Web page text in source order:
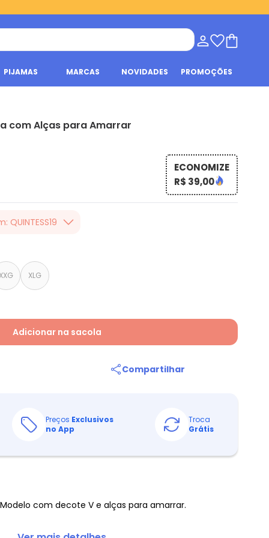
PIJAMAS MARCAS NOVIDADES PROMOÇÕES
com Alças para Amarrar
ECONOMIZE
R$ 39,00
QUINTESS19
valor, usando o
toda loja Quintess,
XXG XLG
Adicionar na sacola
Compartilhar
Preços Exclusivos
no App
Troca
Grátis
com decote V e alças para amarrar.